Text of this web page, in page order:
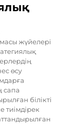
жүйелері
өсу
сапа
білікті
тиімдірек